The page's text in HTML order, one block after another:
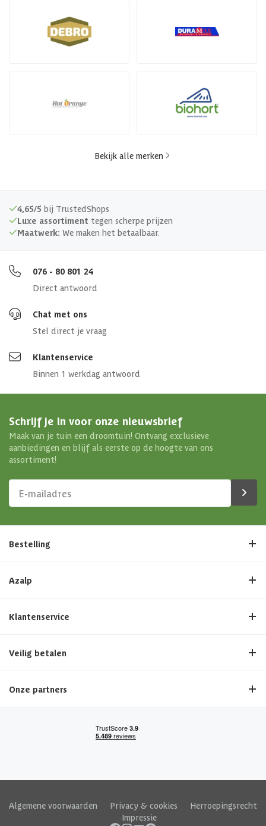
Bekijk alle merken
4,65/5 bij TrustedShops
Luxe assortiment tegen scherpe prijzen
Maatwerk: We maken het betaalbaar.
076 - 80 801 24
Direct antwoord
Chat met ons
Stel direct je vraag
Klantenservice
Binnen 1 werkdag antwoord
Schrijf je in voor onze nieuwsbrief
Maak van je tuin een droomtuin! Ontvang exclusieve
aanbiedingen en blijf als eerste op de hoogte van ons
assortiment!
Bestelling
Azalp
Klantenservice
Veilig betalen
Onze partners
Algemene voorwaarden Privacy & cookies
Herroepingsrecht
Impressie